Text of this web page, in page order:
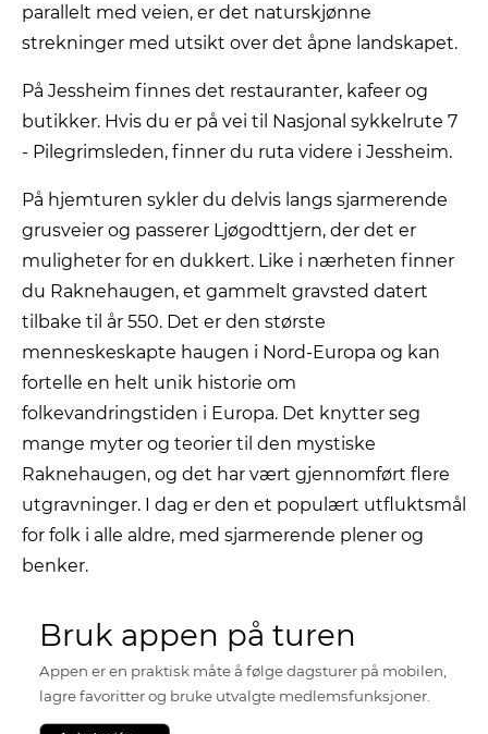
parallelt med veien, er det naturskjønne
strekninger med utsikt over det åpne landskapet.
På Jessheim finnes det restauranter, kafeer og
butikker. Hvis du er på vei til Nasjonal sykkelrute 7
- Pilegrimsleden, finner du ruta videre i Jessheim.
På hjemturen sykler du delvis langs sjarmerende
grusveier og passerer Ljøgodttjern, der det er
muligheter for en dukkert. Like i nærheten finner
du Raknehaugen, et gammelt gravsted datert
tilbake til år 550. Det er den største
menneskeskapte haugen i Nord-Europa og kan
fortelle en helt unik historie om
folkevandringstiden i Europa. Det knytter seg
mange myter og teorier til den mystiske
Raknehaugen, og det har vært gjennomført flere
utgravninger. I dag er den et populært utfluktsmål
for folk i alle aldre, med sjarmerende plener og
benker.
Bruk appen på turen
Appen er en praktisk måte å følge dagsturer på mobilen,
lagre favoritter og bruke utvalgte medlemsfunksjoner.